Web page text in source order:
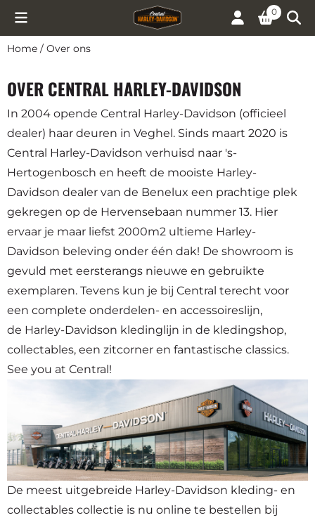
Cookievoorkeuren zijn momenteel gesloten. 0
Home / Over ons
OVER CENTRAL HARLEY-DAVIDSON
In 2004 opende Central Harley-Davidson (officieel
dealer) haar deuren in Veghel. Sinds maart 2020 is
Central Harley-Davidson verhuisd naar 's-
Hertogenbosch en heeft de mooiste Harley-
Davidson dealer van de Benelux een prachtige plek
gekregen op de Hervensebaan nummer 13. Hier
ervaar je maar liefst 2000m2 ultieme Harley-
Davidson beleving onder één dak! De showroom is
gevuld met eersterangs nieuwe en gebruikte
exemplaren. Tevens kun je bij Central terecht voor
een complete onderdelen- en accessoireslijn,
de Harley-Davidson kledinglijn in de kledingshop,
collectables, een zitcorner en fantastische classics.
See you at Central!
De meest uitgebreide Harley-Davidson kleding- en
collectables collectie is nu online te bestellen bij